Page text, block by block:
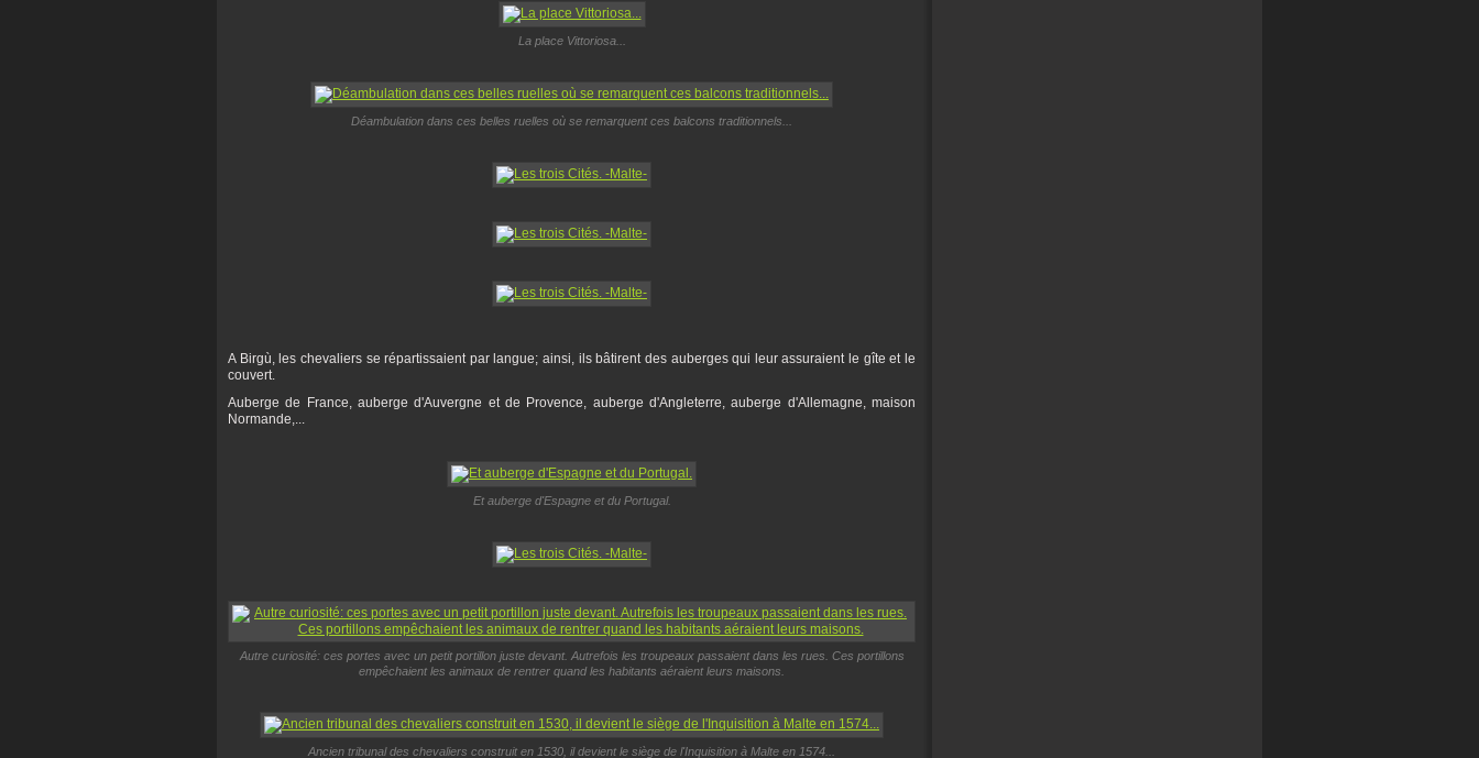
La place Vittoriosa...
Déambulation dans ces belles ruelles où se remarquent ces balcons traditionnels...
A Birgù, les chevaliers se répartissaient par langue; ainsi, ils bâtirent des auberges qui leur assuraient le gîte et le
couvert.
Auberge de France, auberge d'Auvergne et de Provence, auberge d'Angleterre, auberge d'Allemagne, maison
Normande,...
Et auberge d'Espagne et du Portugal.
Autre curiosité: ces portes avec un petit portillon juste devant. Autrefois les troupeaux passaient dans les rues. Ces portillons
empêchaient les animaux de rentrer quand les habitants aéraient leurs maisons.
Ancien tribunal des chevaliers construit en 1530, il devient le siège de l'Inquisition à Malte en 1574...